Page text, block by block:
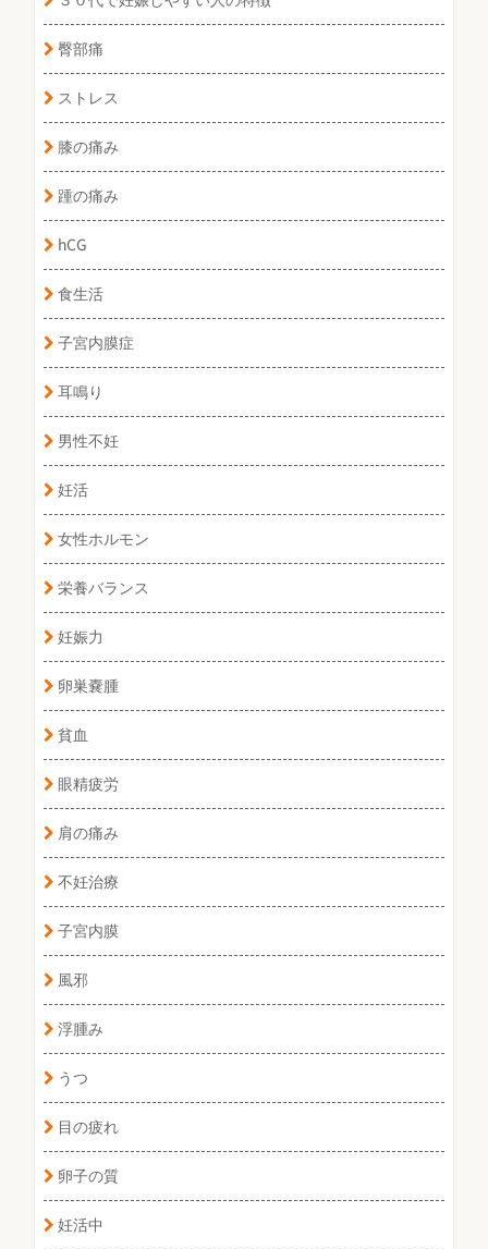
臀部痛
ストレス
膝の痛み
踵の痛み
hCG
食生活
子宮内膜症
耳鳴り
男性不妊
妊活
女性ホルモン
栄養バランス
妊娠力
卵巣嚢腫
貧血
眼精疲労
肩の痛み
不妊治療
子宮内膜
風邪
浮腫み
うつ
目の疲れ
卵子の質
妊活中